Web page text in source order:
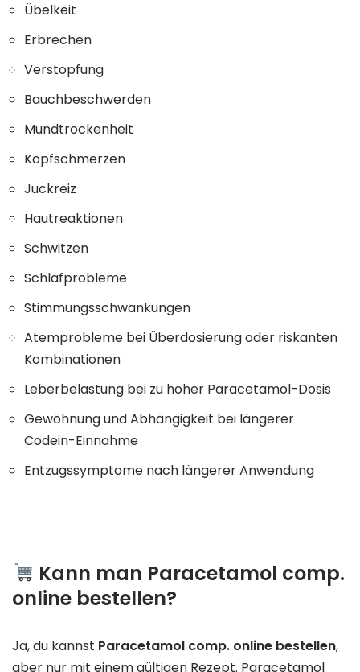
Übelkeit
Erbrechen
Verstopfung
Bauchbeschwerden
Mundtrockenheit
Kopfschmerzen
Juckreiz
Hautreaktionen
Schwitzen
Schlafprobleme
Stimmungsschwankungen
Atemprobleme bei Überdosierung oder riskanten
Kombinationen
Leberbelastung bei zu hoher Paracetamol-Dosis
Gewöhnung und Abhängigkeit bei längerer
Codein-Einnahme
Entzugssymptome nach längerer Anwendung
Kann man Paracetamol comp.
online bestellen?
Ja, du kannst Paracetamol comp. online bestellen,
aber nur mit einem gültigen Rezept. Paracetamol